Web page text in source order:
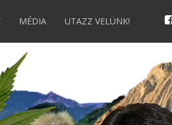
MÉDIA UTAZZ VELÜNK!